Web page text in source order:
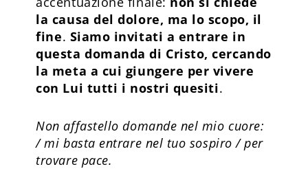
la causa del dolore, ma lo scopo, il
fine. Siamo invitati a entrare in
questa domanda di Cristo, cercando
la meta a cui giungere per vivere
con Lui tutti i nostri quesiti.
Non affastello domande nel mio cuore:
/ mi basta entrare nel tuo sospiro / per
trovare pace.